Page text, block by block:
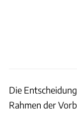
Die
Rahmen der